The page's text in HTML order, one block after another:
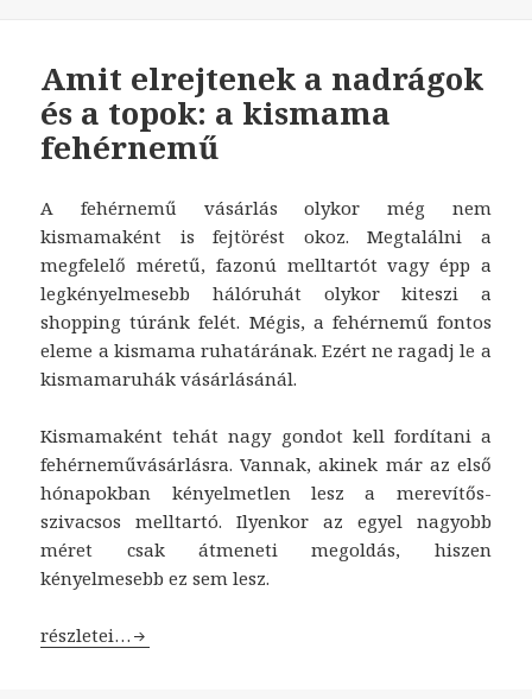
Amit elrejtenek a nadrágok
és a topok: a kismama
fehérnemű
A fehérnemű vásárlás olykor még nem
kismamaként is fejtörést okoz. Megtalálni a
megfelelő méretű, fazonú melltartót vagy épp a
legkényelmesebb hálóruhát olykor kiteszi a
shopping túránk felét. Mégis, a fehérnemű fontos
eleme a kismama ruhatárának. Ezért ne ragadj le a
kismamaruhák vásárlásánál.
Kismamaként tehát nagy gondot kell fordítani a
fehérneművásárlásra. Vannak, akinek már az első
hónapokban kényelmetlen lesz a merevítős-
szivacsos melltartó. Ilyenkor az egyel nagyobb
méret csak átmeneti megoldás, hiszen
kényelmesebb ez sem lesz.
Amit elrejtenek a nadrágok és a topok: a kismama
részletei…